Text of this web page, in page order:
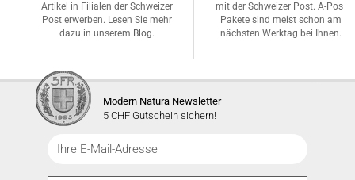
Artikel in Filialen der Schweizer
Post erwerben. Lesen Sie mehr
dazu in unserem Blog.
mit der Schweizer Post. A-Post
Pakete sind meist schon am
nächsten Werktag bei Ihnen.
Modern Natura Newsletter
5 CHF Gutschein sichern!